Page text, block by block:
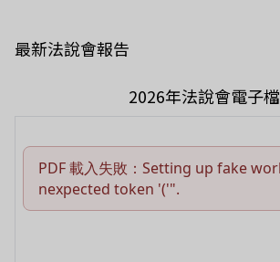
最新法說會報告
2026年法說會電子檔